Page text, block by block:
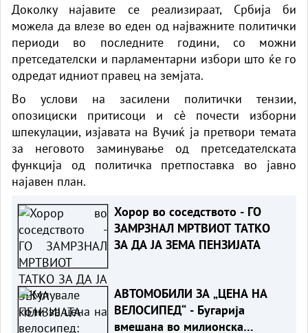
Доколку најавите се реализираат, Србија би
можела да влезе во еден од најважните политички
периоди во последните години, со можни
претседателски и парламентарни избори што ќе го
одредат идниот правец на земјата.
Во услови на засилени политички тензии,
опозициски притисоци и сè почести изборни
шпекулации, изјавата на Вучиќ ја претвори темата
за неговото заминување од претседателската
функција од политичка претпоставка во јавно
најавен план.
Хорор во соседството - ГО
ЗАМРЗНАЛ МРТВИОТ ТАТКО
ЗА ДА ЈА ЗЕМА ПЕНЗИЈАТА
АВТОМОБИЛИ ЗА „ЦЕНА НА
ВЕЛОСИПЕД“ - Бугарија
вмешана во милионска